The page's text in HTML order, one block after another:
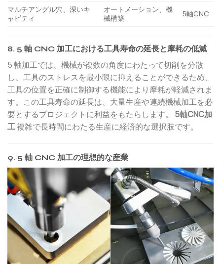
マルチアングル穴、深いキ
ャビティ
オートメーション、機
械構築
5軸CNC
8. 5 軸 CNC 加工における工具寿命の延長と摩耗の低減
5 軸加工では、機械が複数の角度にわたって切削を分散
し、工具のストレスを最小限に抑えることができるため、
工具の位置を正確に制御する機能により摩耗が軽減されま
す。この工具寿命の延長は、大量生産や連続機械加工を必
要とするプロジェクトに利益をもたらします。 5軸CNC加
工複雑で長時間にわたる生産に経済的な選択肢です。
9. 5 軸 CNC 加工の理想的な産業